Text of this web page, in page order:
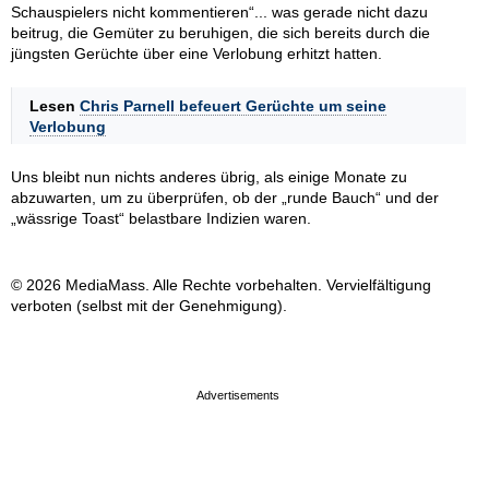
Schauspielers nicht kommentieren“... was gerade nicht dazu
beitrug, die Gemüter zu beruhigen, die sich bereits durch die
jüngsten Gerüchte über eine Verlobung erhitzt hatten.
Lesen Chris Parnell befeuert Gerüchte um seine
Verlobung
Uns bleibt nun nichts anderes übrig, als einige Monate zu
abzuwarten, um zu überprüfen, ob der „runde Bauch“ und der
„wässrige Toast“ belastbare Indizien waren.
© 2026 MediaMass. Alle Rechte vorbehalten. Vervielfältigung
verboten (selbst mit der Genehmigung).